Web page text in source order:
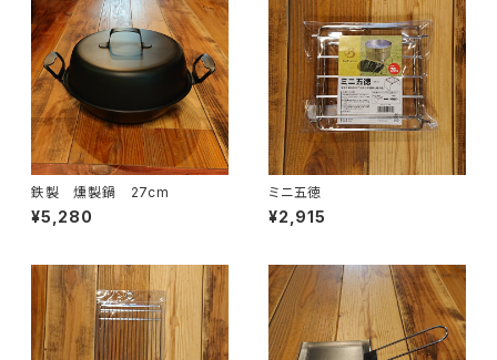
鉄製 燻製鍋 27cm
¥5,280
ミニ五徳
¥2,915